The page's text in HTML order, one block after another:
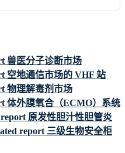
兽医分子诊断市场
空地通信市场的 VHF 站
物理解毒剂市场
体外膜氧合（ECMO）系统
原发性胆汁性胆管炎
三级生物安全柜